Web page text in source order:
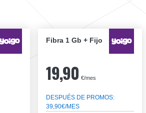
Fibra 1 Gb + Fijo
19,90 €/mes
DESPUÉS DE PROMOS:
39,90€/MES